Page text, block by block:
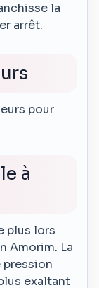
la
arrêt.
pour
à
plus lors
Amorim. La
exaltant